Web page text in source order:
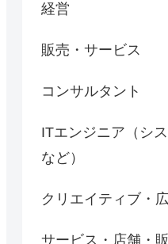
経営
販売・サービス
コンサルタント
ITエンジニア（シ
など）
クリエイティブ・
サービス・店舗・